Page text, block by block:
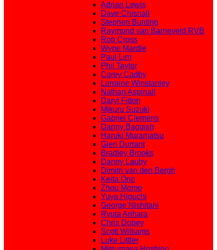
Adrian Lewis
Dave Chisnall
Stephen Bunting
Raymond van Barneveld RVB
Rob Cross
Wyne Mardle
Paul Lim
Phil Taylor
Corey Cadby
Lorraine Winstanley
Nathan Aspinall
Daryl Fitton
Mikuru Suzuki
Gabriel Clemens
Danny Baggish
Haruki Muramatsu
Glen Durrant
Bradley Brooks
Danny Lauby
Dimitri van den Bergh
Keita Ono
Zhou Momo
Yuya Higuchi
George Nishitani
Ryuta Arihara
Chris Dobey
Scott Williams
Luke Littler